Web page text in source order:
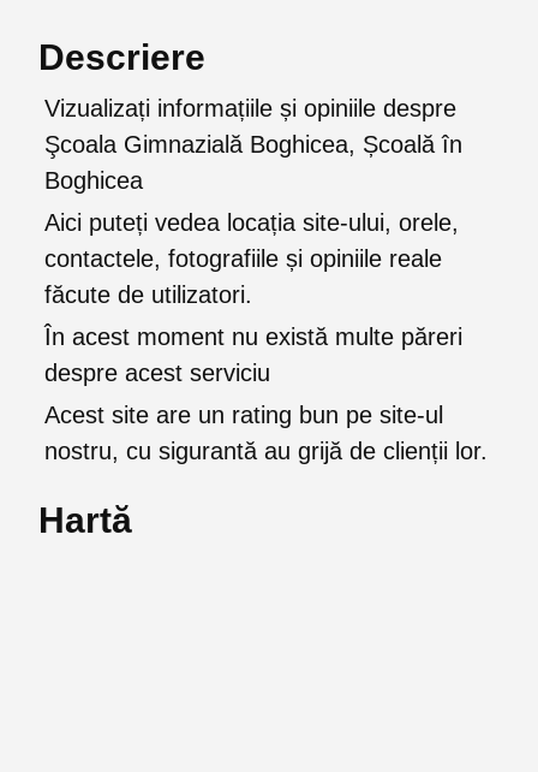
Descriere
Vizualizați informațiile și opiniile despre
Şcoala Gimnazială Boghicea, Școală în
Boghicea
Aici puteți vedea locația site-ului, orele,
contactele, fotografiile și opiniile reale
făcute de utilizatori.
În acest moment nu există multe păreri
despre acest serviciu
Acest site are un rating bun pe site-ul
nostru, cu sigurantă au grijă de clienții lor.
Hartă